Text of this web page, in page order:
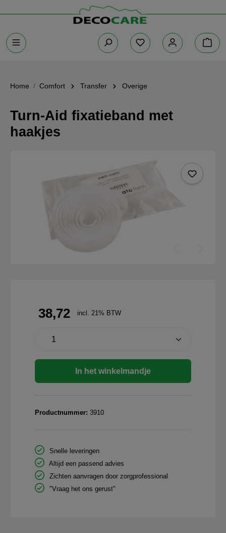
Home Comfort Transfer Overige
Turn-Aid fixatieband met
haakjes
38,72 incl. 21% BTW
In het winkelmandje
Productnummer: 3910
Snelle leveringen
Altijd een passend advies
Zichten aanvragen door zorgprofessional
"Vraag het ons gerust"